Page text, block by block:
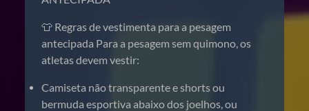
👕 Regras de vestimenta para a pesagem
antecipada Para a pesagem sem quimono, os
atletas devem vestir:
Camiseta não transparente e shorts ou
bermuda esportiva abaixo dos joelhos, ou